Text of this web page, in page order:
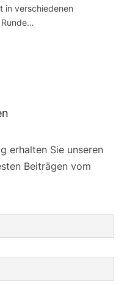
in verschiedenen
erhalten Sie unseren
Beiträgen vom